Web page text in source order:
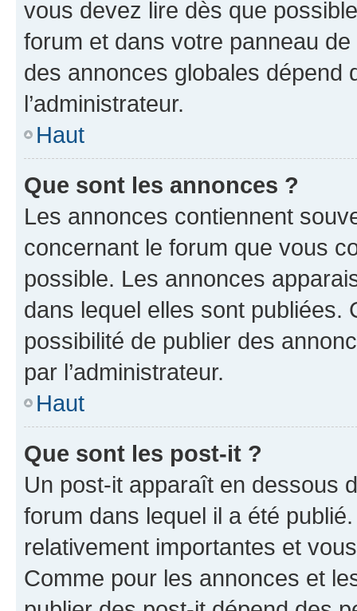
vous devez lire dès que
forum et dans votre panneau
des annonces globales dépend
l’administrateur.
Haut
Que sont les annonces ?
Les annonces contiennent
concernant le forum que vous
possible. Les annonces
dans lequel elles sont publiées.
possibilité de publier des
par l’administrateur.
Haut
Que sont les post-it ?
Un post-it apparaît en dessous
forum dans lequel il a été
relativement importantes et
Comme pour les annonces et